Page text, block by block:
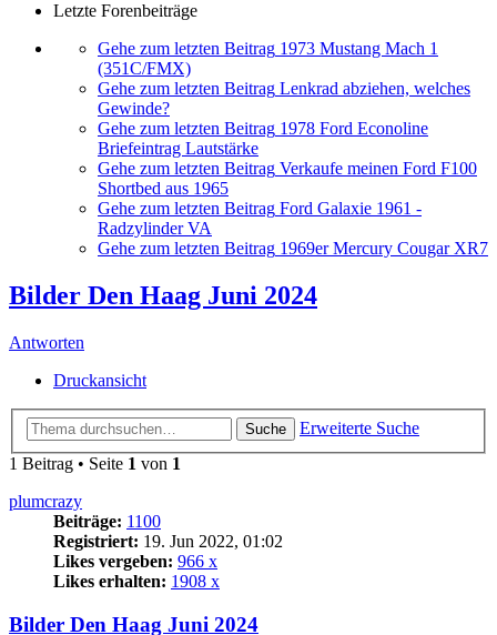
Letzte Forenbeiträge
Gehe zum letzten Beitrag 1973 Mustang Mach 1
(351C/FMX)
Gehe zum letzten Beitrag Lenkrad abziehen, welches
Gewinde?
Gehe zum letzten Beitrag 1978 Ford Econoline
Briefeintrag Lautstärke
Gehe zum letzten Beitrag Verkaufe meinen Ford F100
Shortbed aus 1965
Gehe zum letzten Beitrag Ford Galaxie 1961 -
Radzylinder VA
Gehe zum letzten Beitrag 1969er Mercury Cougar XR7
Bilder Den Haag Juni 2024
Antworten
Druckansicht
Suche
Erweiterte Suche
1 Beitrag • Seite 1 von 1
plumcrazy
Beiträge: 1100
Registriert: 19. Jun 2022, 01:02
Likes vergeben: 966 x
Likes erhalten: 1908 x
Bilder Den Haag Juni 2024